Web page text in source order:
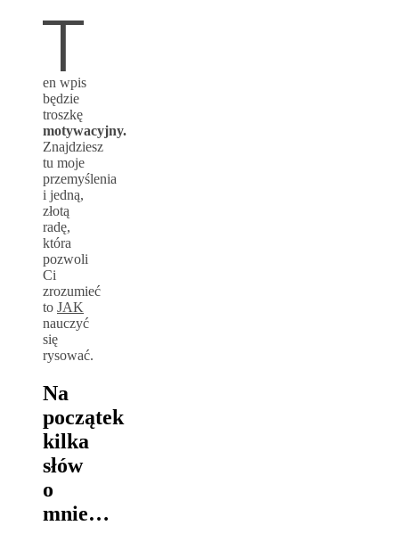
T
en wpis
będzie
troszkę
motywacyjny.
Znajdziesz
tu moje
przemyślenia
i jedną,
złotą
radę,
która
pozwoli
Ci
zrozumieć
to JAK
nauczyć
się
rysować.
Na
początek
kilka
słów
o
mnie…